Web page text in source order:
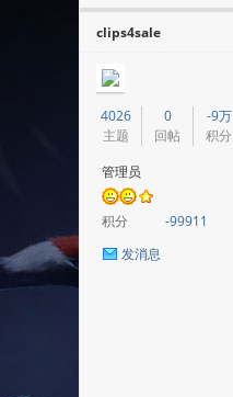
clips4sale
4026
主题
0
回帖
-9万
积分
管理员
积分
-99911
发消息